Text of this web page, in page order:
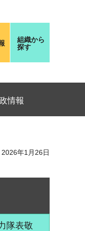
組織から
探す
情報
年1月26日
隊表敬